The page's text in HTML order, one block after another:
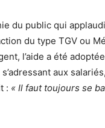
du public qui
du type TGV ou
l’aide a été
aux
: « Il faut toujours se